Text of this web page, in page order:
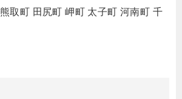
熊取町 田尻町 岬町 太子町 河南町 千